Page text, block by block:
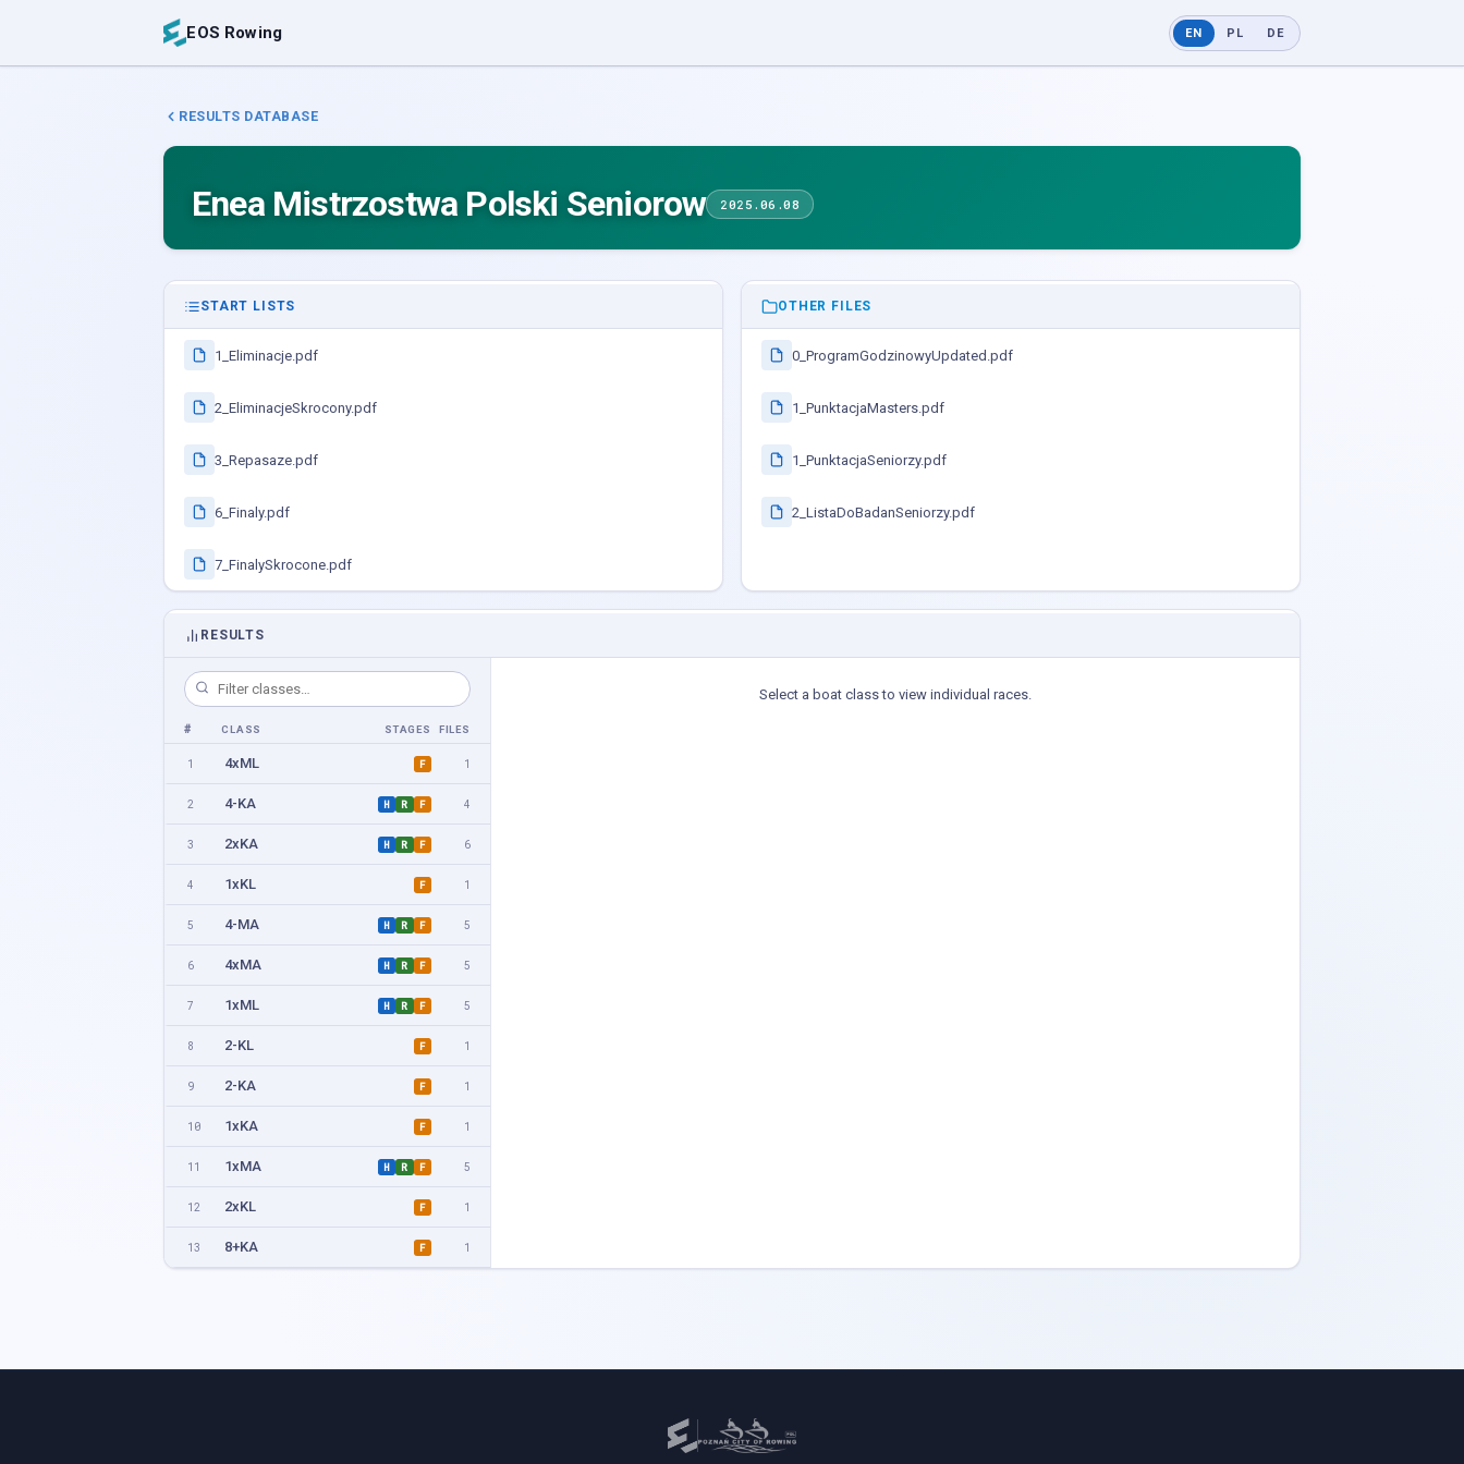
EOS Rowing EN PL DE
RESULTS DATABASE
Enea Mistrzostwa Polski Seniorow 2025.06.08
START LISTS
1_Eliminacje.pdf
2_EliminacjeSkrocony.pdf
3_Repasaze.pdf
6_Finaly.pdf
7_FinalySkrocone.pdf
OTHER FILES
0_ProgramGodzinowyUpdated.pdf
1_PunktacjaMasters.pdf
1_PunktacjaSeniorzy.pdf
2_ListaDoBadanSeniorzy.pdf
RESULTS
# CLASS STAGES FILES
1 4xML F 1
2 4-KA H R F 4
3 2xKA H R F 6
4 1xKL F 1
5 4-MA H R F 5
6 4xMA H R F 5
7 1xML H R F 5
8 2-KL F 1
9 2-KA F 1
10 1xKA F 1
11 1xMA H R F 5
12 2xKL F 1
13 8+KA F 1
16 4xKA H R F 6
Select a boat class to view individual races.